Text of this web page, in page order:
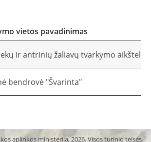
vietos pavadinimas
ir antrinių žaliavų tvarkymo aikštelė
bendrovė "Švarinta"
aplinkos ministerija, 2026. Visos turinio teisės